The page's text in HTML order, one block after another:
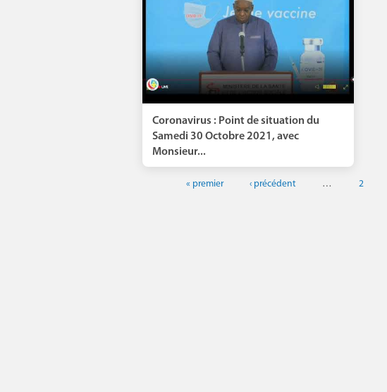
Coronavirus : Point de situation du
Samedi 30 Octobre 2021, avec
Monsieur...
« premier ‹ précédent … 2